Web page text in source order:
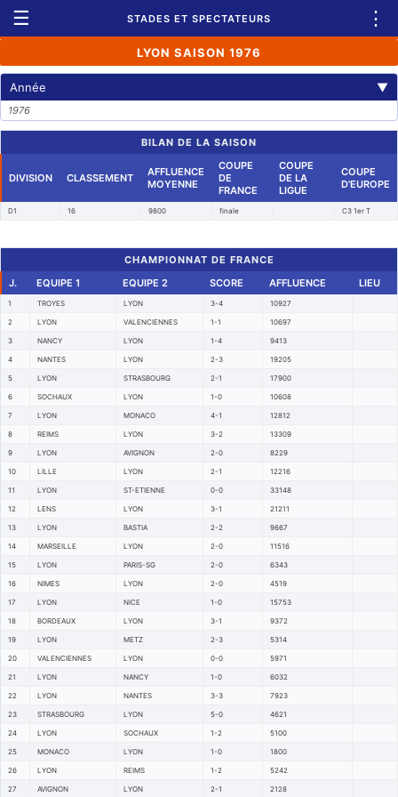
☰ STADES ET SPECTATEURS ⋮
LYON SAISON 1976
Année ▼
1976
BILAN DE LA SAISON
DIVISION CLASSEMENT
AFFLUENCE
MOYENNE
COUPE
DE
FRANCE
COUPE
DE LA
LIGUE
COUPE
D'EUROPE
D1 16 9800 finale C3 1er T
CHAMPIONNAT DE FRANCE
J.
EQUIPE 1 EQUIPE 2 SCORE AFFLUENCE LIEU
1 TROYES LYON 3-4 10927
2 LYON VALENCIENNES 1-1 10697
3 NANCY LYON 1-4 9413
4 NANTES LYON 2-3 19205
5 LYON STRASBOURG 2-1 17900
6 SOCHAUX LYON 1-0 10608
7 LYON MONACO 4-1 12812
8 REIMS LYON 3-2 13309
9 LYON AVIGNON 2-0 8229
10 LILLE LYON 2-1 12216
11 LYON ST-ETIENNE 0-0 33148
12 LENS LYON 3-1 21211
13 LYON BASTIA 2-2 9667
14 MARSEILLE LYON 2-0 11516
15 LYON PARIS-SG 2-0 6343
16 NIMES LYON 2-0 4519
17 LYON NICE 1-0 15753
18 BORDEAUX LYON 3-1 9372
19 LYON METZ 2-3 5314
20 VALENCIENNES LYON 0-0 5971
21 LYON NANCY 1-0 6032
22 LYON NANTES 3-3 7923
23 STRASBOURG LYON 5-0 4621
24 LYON SOCHAUX 1-2 5100
25 MONACO LYON 1-0 1800
26 LYON REIMS 1-2 5242
27 AVIGNON LYON 2-1 2128